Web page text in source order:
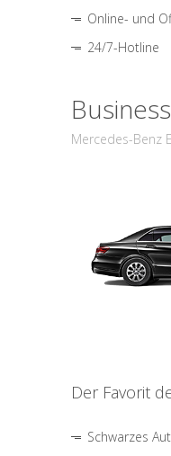
Online- und
24/7-Hotline
Mercedes-Benz
Der Favorit
Schwarzes